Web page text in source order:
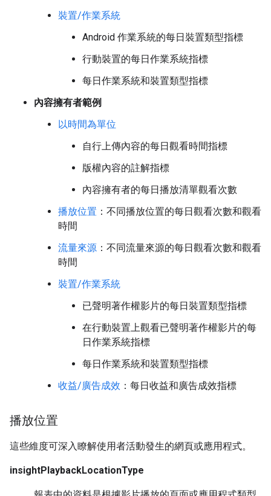
裝置/作業系統
Android 作業系統的每日裝置類型指標
行動裝置的每日作業系統指標
每日作業系統和裝置類型指標
內容擁有者範例
以時間為單位
自行上傳內容的每日觀看時間指標
版權內容的註解指標
內容擁有者的每日播放清單觀看次數
播放位置 ：不同播放位置的每日觀看次數和觀看
時間
流量來源 ：不同流量來源的每日觀看次數和觀看
時間
裝置/作業系統
已聲明著作權影片的每日裝置類型指標
在行動裝置上觀看已聲明著作權影片的每
日作業系統指標
每日作業系統和裝置類型指標
收益/廣告成效 ：每日收益和廣告成效指標
播放位置
這些維度可深入瞭解使用者活動發生的網頁或應用程式。
insightPlaybackLocationType